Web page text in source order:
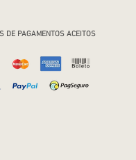
DE PAGAMENTOS ACEITOS